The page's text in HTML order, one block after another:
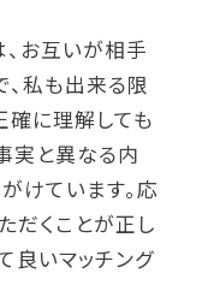
お互いが相手
私も出来る限
確に理解しても
実と異なる内
けています。応
だくことが正し
良いマッチング